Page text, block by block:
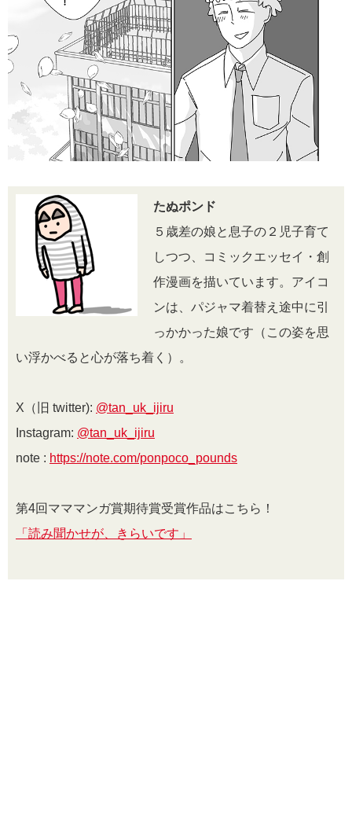
たぬポンド
５歳差の娘と息子の２児子育て
しつつ、コミックエッセイ・創
作漫画を描いています。アイコ
ンは、パジャマ着替え途中に引
っかかった娘です（この姿を思
い浮かべると心が落ち着く）。
X（旧 twitter): @tan_uk_ijiru
Instagram: @tan_uk_ijiru
note : https://note.com/ponpoco_pounds
第4回マママンガ賞期待賞受賞作品はこちら！
「読み聞かせが、きらいです」